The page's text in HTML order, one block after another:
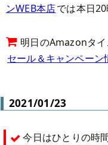
ンWEB本店では本日20
明日のAmazonタ
セール＆キャンペーン
2021/01/23
今日はひとりの時